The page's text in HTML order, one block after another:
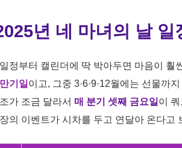
년 네 마녀의 날 일
정부터 캘린더에 딱 박아두면 마음이 훨
기일 이고, 그중 3·6·9·12월에는 선물까
가 조금 달라서 매 분기 셋째 금요일 이
의 이벤트가 시차를 두고 연달아 온다고